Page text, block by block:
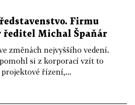
Firmu
ředitel Michal Špaňár
změnách nejvyššího vedení.
si z korporací vzít to
řízení,...